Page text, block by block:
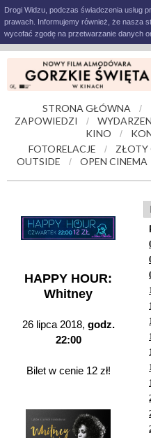
Drogi Widzu, podczas świadczenia usług
prawach. Informujemy również, że nasza
wycofać zgodę na przetwarzanie danych
STRONA GŁÓWNA /
ZAPOWIEDZI /
KINO /
FOTORELACJE
/ ZŁOTY
OUTSIDE
/ OPEN CINEMA
HAPPY HOUR:
Whitney
26 lipca 2018, godz.
22:00
Bilet w cenie 12 zł!